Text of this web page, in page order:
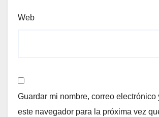
Web
Guardar mi nombre, correo electrónico
este navegador para la próxima vez